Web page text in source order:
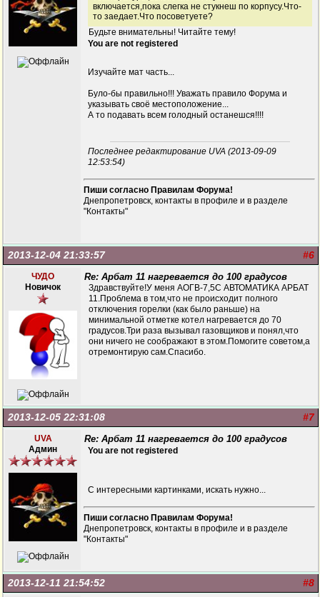
включается,пока слегка не стукнеш по корпусу.Что-
то заедает.Что посоветуете?
Будьте внимательны! Читайте тему!
You are not registered
Изучайте мат часть...
Було-бы правильно!!! Уважать правило Форума и
указывать своё местоположение...
А то подавать всем голодный останешся!!!!
Последнее редактирование UVA (2013-09-09
12:53:54)
Пиши согласно Правилам Форума!
Днепропетровск, контакты в профиле и в разделе
"Контакты"
#6
2013-12-04 21:33:57
ЧУДО
Новичок
Re: Арбат 11 нагревается до 100 градусов
Здравствуйте!У меня АОГВ-7,5С АВТОМАТИКА АРБАТ
11.Проблема в том,что не происходит полного
отключения горелки (как было раньше) на
минимальной отметке котел нагревается до 70
градусов.Три раза вызывал газовщиков и понял,что
они ничего не соображают в этом.Помогите советом,а
отремонтирую сам.Спасибо.
#7
2013-12-05 22:31:08
UVA
Админ
Re: Арбат 11 нагревается до 100 градусов
You are not registered
С интересными картинками, искать нужно...
Пиши согласно Правилам Форума!
Днепропетровск, контакты в профиле и в разделе
"Контакты"
#8
2013-12-11 21:54:52